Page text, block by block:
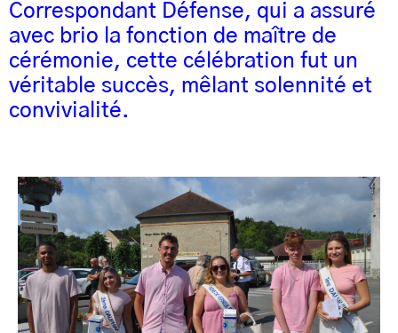
Correspondant Défense, qui a assuré
avec brio la fonction de maître de
cérémonie, cette célébration fut un
véritable succès, mêlant solennité et
convivialité.